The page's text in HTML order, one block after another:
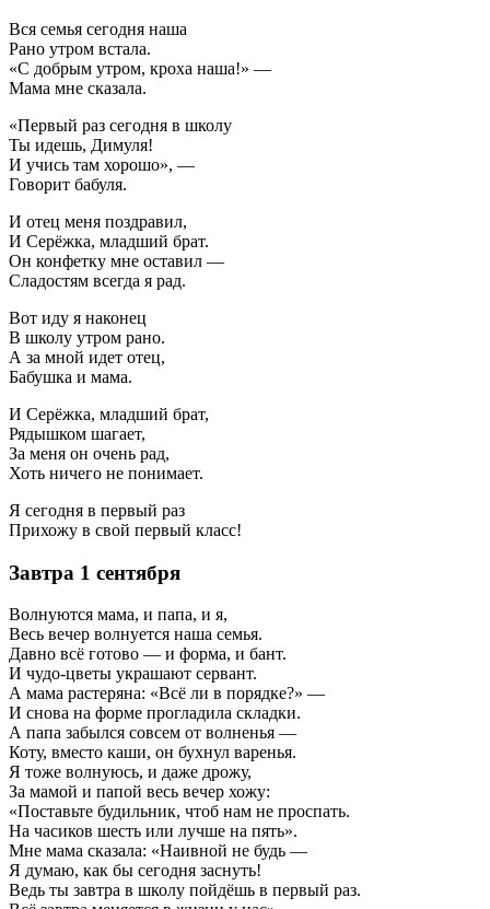
Вся семья сегодня наша
Рано утром встала.
«С добрым утром, кроха наша!» —
Мама мне сказала.
«Первый раз сегодня в школу
Ты идешь, Димуля!
И учись там хорошо», —
Говорит бабуля.
И отец меня поздравил,
И Серёжка, младший брат.
Он конфетку мне оставил —
Сладостям всегда я рад.
Вот иду я наконец
В школу утром рано.
А за мной идет отец,
Бабушка и мама.
И Серёжка, младший брат,
Рядышком шагает,
За меня он очень рад,
Хоть ничего не понимает.
Я сегодня в первый раз
Прихожу в свой первый класс!
Завтра 1 сентября
Волнуются мама, и папа, и я,
Весь вечер волнуется наша семья.
Давно всё готово — и форма, и бант.
И чудо-цветы украшают сервант.
А мама растеряна: «Всё ли в порядке?» —
И снова на форме прогладила складки.
А папа забылся совсем от волненья —
Коту, вместо каши, он бухнул варенья.
Я тоже волнуюсь, и даже дрожу,
За мамой и папой весь вечер хожу:
«Поставьте будильник, чтоб нам не проспать.
На часиков шесть или лучше на пять».
Мне мама сказала: «Наивной не будь —
Я думаю, как бы сегодня заснуть!
Ведь ты завтра в школу пойдёшь в первый раз.